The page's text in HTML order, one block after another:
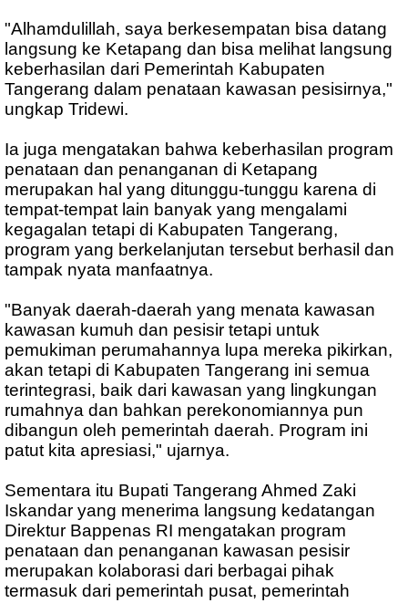
"Alhamdulillah, saya berkesempatan bisa datang
langsung ke Ketapang dan bisa melihat langsung
keberhasilan dari Pemerintah Kabupaten
Tangerang dalam penataan kawasan pesisirnya,"
ungkap Tridewi.
Ia juga mengatakan bahwa keberhasilan program
penataan dan penanganan di Ketapang
merupakan hal yang ditunggu-tunggu karena di
tempat-tempat lain banyak yang mengalami
kegagalan tetapi di Kabupaten Tangerang,
program yang berkelanjutan tersebut berhasil dan
tampak nyata manfaatnya.
"Banyak daerah-daerah yang menata kawasan
kawasan kumuh dan pesisir tetapi untuk
pemukiman perumahannya lupa mereka pikirkan,
akan tetapi di Kabupaten Tangerang ini semua
terintegrasi, baik dari kawasan yang lingkungan
rumahnya dan bahkan perekonomiannya pun
dibangun oleh pemerintah daerah. Program ini
patut kita apresiasi," ujarnya.
Sementara itu Bupati Tangerang Ahmed Zaki
Iskandar yang menerima langsung kedatangan
Direktur Bappenas RI mengatakan program
penataan dan penanganan kawasan pesisir
merupakan kolaborasi dari berbagai pihak
termasuk dari pemerintah pusat, pemerintah